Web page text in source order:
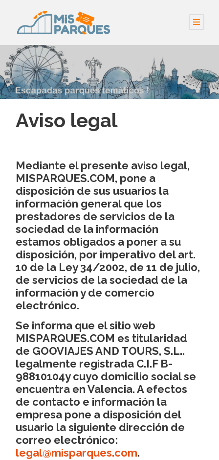
Aviso legal
Mediante el presente aviso legal,
MISPARQUES.COM, pone a
disposición de sus usuarios la
información general que los
prestadores de servicios de la
sociedad de la información
estamos obligados a poner a su
disposición, por imperativo del art.
10 de la Ley 34/2002, de 11 de julio,
de servicios de la sociedad de la
información y de comercio
electrónico.
Se informa que el sitio web
MISPARQUES.COM es titularidad
de GOOVIAJES AND TOURS, S.L..
legalmente registrada C.I.F B-
98810104y cuyo domicilio social se
encuentra en Valencia. A efectos
de contacto e información la
empresa pone a disposición del
usuario la siguiente dirección de
correo electrónico:
legal@misparques.com.